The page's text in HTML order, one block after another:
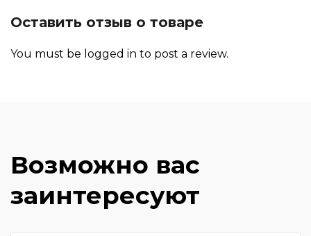
Оставить отзыв о товаре
You must be logged in to post a review.
Возможно вас
заинтересуют